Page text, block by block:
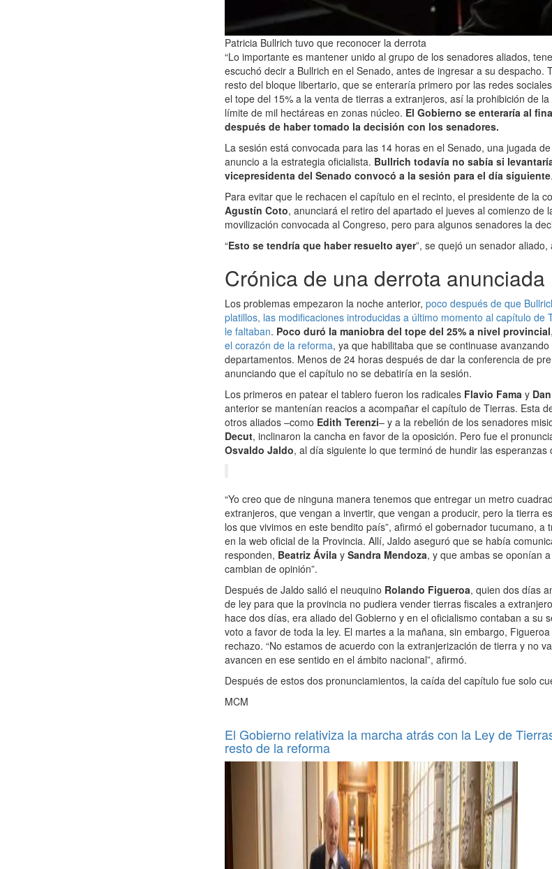
Patricia Bullrich tuvo que reconocer la derrota
“Lo importante es mantener unido al grupo de los senadores aliados,
escuchó decir a Bullrich en el Senado, antes de ingresar a su despacho.
resto del bloque libertario, que se enteraría primero por las redes
el tope del 15% a la venta de tierras a extranjeros, así la prohibición de
límite de mil hectáreas en zonas núcleo. El Gobierno se enteraría al
después de haber tomado la decisión con los senadores.
La sesión está convocada para las 14 horas en el Senado, una jugada de
anuncio a la estrategia oficialista. Bullrich todavía no sabía si
vicepresidenta del Senado convocó a la sesión para el día siguiente.
Para evitar que le rechacen el capítulo en el recinto, el presidente de la
Agustín Coto, anunciará el retiro del apartado el jueves al comienzo de
movilización convocada al Congreso, pero para algunos senadores la
“Esto se tendría que haber resuelto ayer”, se quejó un senador
Crónica de una derrota anunciada
Los problemas empezaron la noche anterior, poco después de que
platillos, las modificaciones introducidas a último momento al capítulo de
le faltaban. Poco duró la maniobra del tope del 25% a nivel provincial,
el corazón de la reforma, ya que habilitaba que se continuase
departamentos. Menos de 24 horas después de dar la conferencia de
anunciando que el capítulo no se debatiría en la sesión.
Los primeros en patear el tablero fueron los radicales Flavio Fama y
anterior se mantenían reacios a acompañar el capítulo de Tierras. Esta
otros aliados –como Edith Terenzi– y a la rebelión de los senadores
Decut, inclinaron la cancha en favor de la oposición. Pero fue el
Osvaldo Jaldo, al día siguiente lo que terminó de hundir las esperanzas
“Yo creo que de ninguna manera tenemos que entregar un metro
extranjeros, que vengan a invertir, que vengan a producir, pero la tierra
los que vivimos en este bendito país”, afirmó el gobernador tucumano, a
en la web oficial de la Provincia. Allí, Jaldo aseguró que se había
responden, Beatriz Ávila y Sandra Mendoza, y que ambas se oponían
cambian de opinión”.
Después de Jaldo salió el neuquino Rolando Figueroa, quien dos días
de ley para que la provincia no pudiera vender tierras fiscales a
hace dos días, era aliado del Gobierno y en el oficialismo contaban a su
voto a favor de toda la ley. El martes a la mañana, sin embargo,
rechazo. “No estamos de acuerdo con la extranjerización de tierra y no
avancen en ese sentido en el ámbito nacional”, afirmó.
Después de estos dos pronunciamientos, la caída del capítulo fue solo
MCM
El Gobierno relativiza la marcha atrás con la Ley de
resto de la reforma